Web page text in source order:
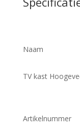
Naam
TV kast
Artikelnummer